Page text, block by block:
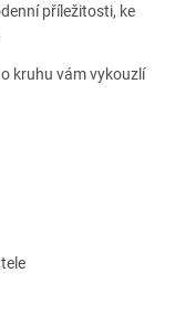
příležitosti, ke
kruhu vám vykouzlí